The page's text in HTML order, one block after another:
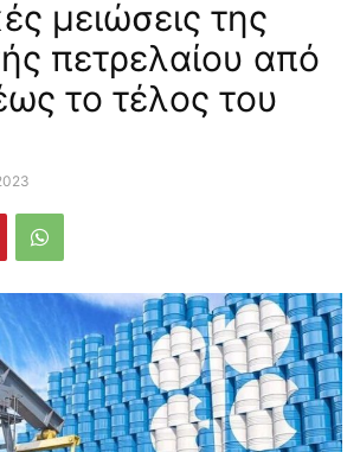
μειώσεις της
πετρελαίου από
το τέλος του